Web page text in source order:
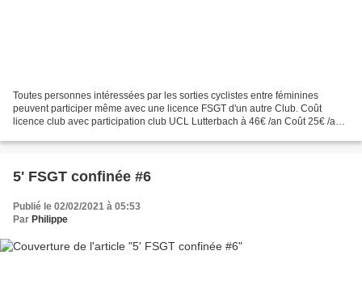
Toutes personnes intéressées par les sorties cyclistes entre féminines
peuvent participer même avec une licence FSGT d'un autre Club. Coût
licence club avec participation club UCL Lutterbach à 46€ /an Coût 25€ /an
5' FSGT confinée #6
Publié le 02/02/2021 à 05:53
Par Philippe